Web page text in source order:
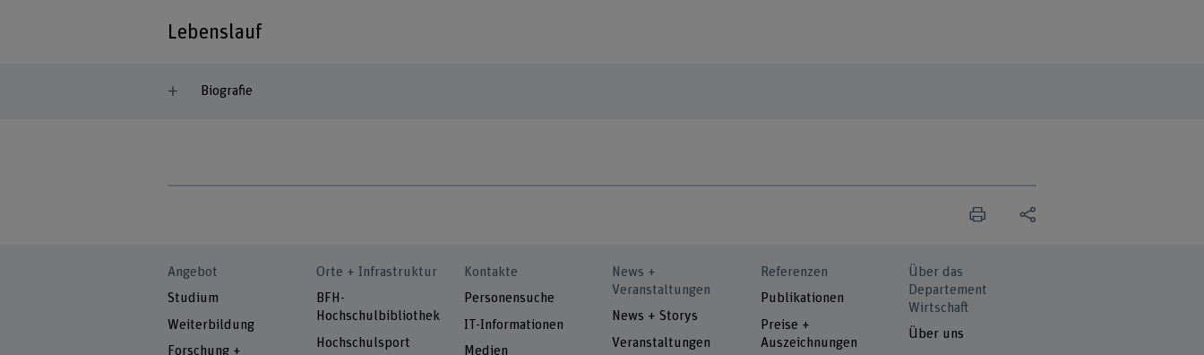
Lebenslauf
Biografie
Angebot
Studium
Weiterbildung
Forschung +
Orte + Infrastruktur
BFH-
Hochschulbibliothek
Hochschulsport
Kontakte
Personensuche
IT-Informationen
Medien
News +
Veranstaltungen
News + Storys
Veranstaltungen
Referenzen
Publikationen
Preise +
Auszeichnungen
Über das
Departement
Wirtschaft
Über uns